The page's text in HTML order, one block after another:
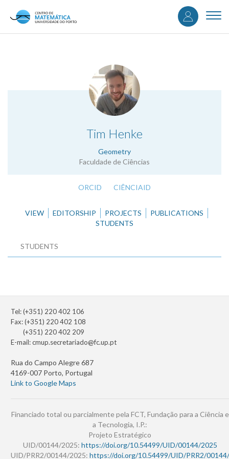
content
User
Tim Henke
Geometry
Faculdade de Ciências
.
ORCID CIÊNCIAID
VIEW EDITORSHIP PROJECTS
PUBLICATIONS
STUDENTS
STUDENTS
Tel: (+351) 220 402 106
Fax: (+351) 220 402 108
(+351) 220 402 209
E-mail:cmup.secretariado@fc.up.pt
Rua do Campo Alegre 687
4169-007 Porto, Portugal
Link to Google Maps
Financiado total ou parcialmente pela FCT, Fundação para a Ciência e
a Tecnologia, I.P.:
Projeto Estratégico
UID/00144/2025: https://doi.org/10.54499/UID/00144/2025
UID/PRR2/00144/2025: https://doi.org/10.54499/UID/PRR2/